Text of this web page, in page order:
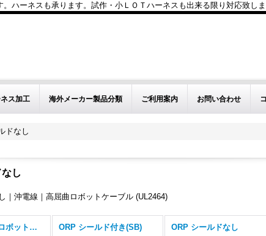
ハーネスも承ります。試作・小ＬＯＴハーネスも出来る限り対応致し
ス加工 海外メーカー製品分類 ご利用案内 お問い合わせ
ドなし
なし
｜沖電線｜高屈曲ロボットケーブル (UL2464)
ORPシリーズ(ロボットケーブル) (全商品) ORP シールド付き(SB) ORP シールドなし